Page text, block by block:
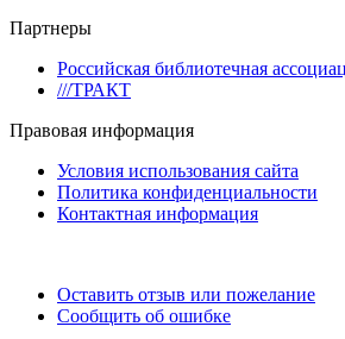
Партнеры
Российская библиотечная
///ТРАКТ
Правовая информация
Условия использования сайта
Политика конфиденциальности
Контактная информация
Оставить отзыв или пожелание
Сообщить об ошибке